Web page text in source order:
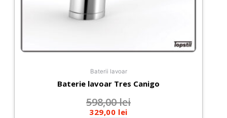
Baterii lavoar
Baterie lavoar Tres Canigo
598,00lei
329,00 lei